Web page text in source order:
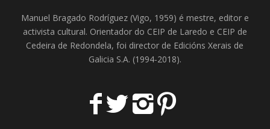
Manuel Bragado Rodríguez (Vigo, 1959) é mestre, editor e
activista cultural. Orientador do CEIP de Laredo e CEIP de
Cedeira de Redondela, foi director de Edicións Xerais de
Galicia S.A. (1994-2018).